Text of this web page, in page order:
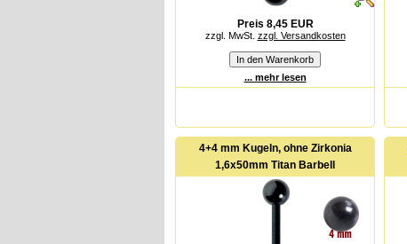
Preis 8,45 EUR
zzgl. MwSt. zzgl. Versandkosten
... mehr lesen
4+4 mm Kugeln, ohne Zirkonia
1,6x50mm Titan Barbell